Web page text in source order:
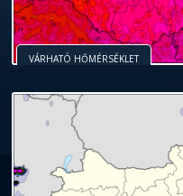
VÁRHATÓ HŐMÉRSÉKLET